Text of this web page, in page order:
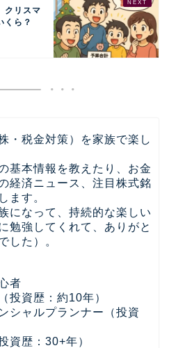
クリスマ
くら？
・税金対策）を家族で楽し
基本情報を教えたり、お金
経済ニュース、注目株式銘
ます。
になって、持続的な楽しい
勉強してくれて、ありがと
した）。
者
投資歴：約10年）
シャルプランナー（投資
資歴：30+年）